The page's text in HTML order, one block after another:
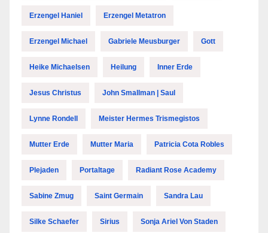
Erzengel Haniel Erzengel Metatron
Erzengel Michael Gabriele Meusburger Gott
Heike Michaelsen Heilung Inner Erde
Jesus Christus John Smallman | Saul
Lynne Rondell Meister Hermes Trismegistos
Mutter Erde Mutter Maria Patricia Cota Robles
Plejaden Portaltage Radiant Rose Academy
Sabine Zmug Saint Germain Sandra Lau
Silke Schaefer Sirius Sonja Ariel Von Staden